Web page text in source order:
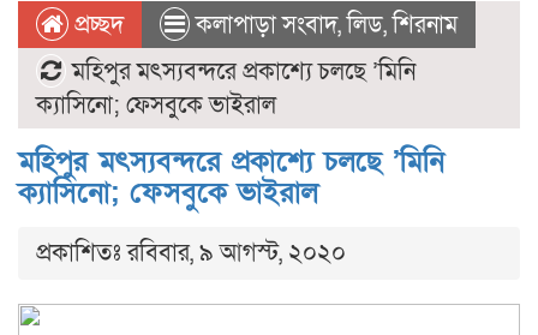
প্রচ্ছদ কলাপাড়া সংবাদ,লিড,শিরনাম
মহিপুর মৎস্যবন্দরে প্রকাশ্যে চলছে ’মিনি
ক্যাসিনো; ফেসবুকে ভাইরাল
মহিপুর মৎস্যবন্দরে প্রকাশ্যে চলছে ’মিনি
ক্যাসিনো; ফেসবুকে ভাইরাল
প্রকাশিতঃ রবিবার, ৯ আগস্ট, ২০২০